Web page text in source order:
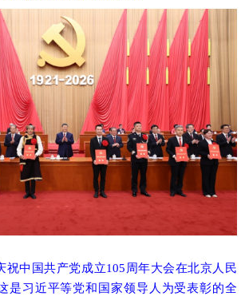
祝中国共产党成立105周年大会在北京人民
是习近平等党和国家领导人为受表彰的全